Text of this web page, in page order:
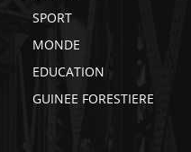
SPORT
MONDE
EDUCATION
GUINEE FORESTIERE